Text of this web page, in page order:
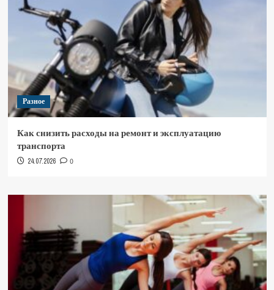
Разное
Как снизить расходы на ремонт и эксплуатацию
транспорта
24.07.2026 0